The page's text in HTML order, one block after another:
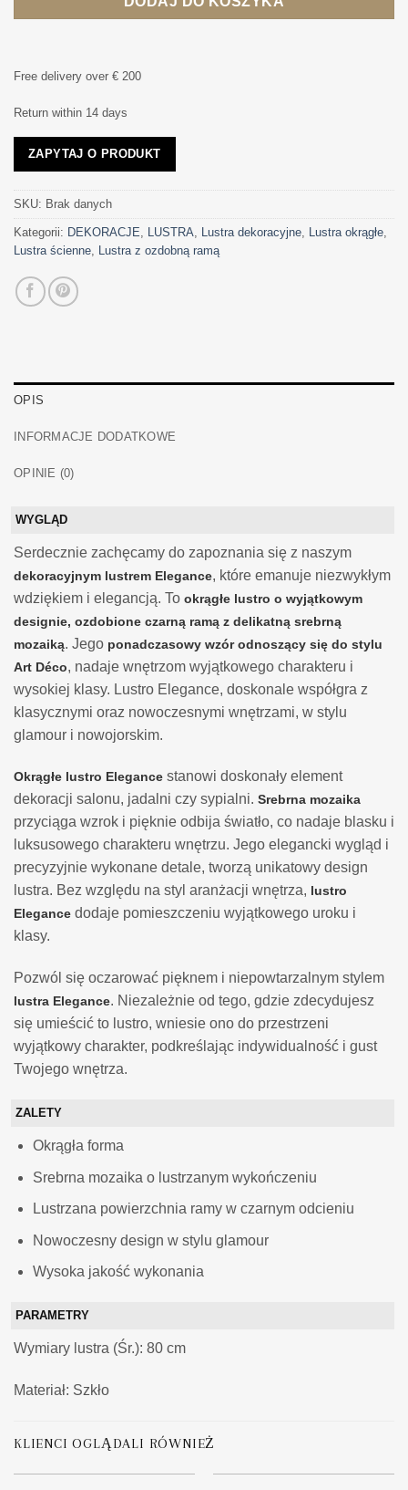
Free delivery over € 200
Return within 14 days
ZAPYTAJ O PRODUKT
SKU: Brak danych
Kategorii: DEKORACJE LUSTRA Lustra dekoracyjne Lustra okrągłe
Lustra ścienne Lustra z ozdobną ramą
OPIS
INFORMACJE DODATKOWE
OPINIE (0)
WYGLĄD
Serdecznie zachęcamy do zapoznania się z naszym
dekoracyjnym lustrem Elegance, które emanuje niezwykłym
wdziękiem i elegancją. To okrągłe lustro o wyjątkowym
designie, ozdobione czarną ramą z delikatną srebrną
mozaiką. Jego ponadczasowy wzór odnoszący się do stylu
Art Déco, nadaje wnętrzom wyjątkowego charakteru i
wysokiej klasy. Lustro Elegance, doskonale współgra z
klasycznymi oraz nowoczesnymi wnętrzami, w stylu
glamour i nowojorskim.
Okrągłe lustro Elegance stanowi doskonały element
dekoracji salonu, jadalni czy sypialni. Srebrna mozaika
przyciąga wzrok i pięknie odbija światło, co nadaje blasku i
luksusowego charakteru wnętrzu. Jego elegancki wygląd i
precyzyjnie wykonane detale, tworzą unikatowy design
lustra. Bez względu na styl aranżacji wnętrza, lustro
Elegance dodaje pomieszczeniu wyjątkowego uroku i
klasy.
Pozwól się oczarować pięknem i niepowtarzalnym stylem
lustra Elegance. Niezależnie od tego, gdzie zdecydujesz
się umieścić to lustro, wniesie ono do przestrzeni
wyjątkowy charakter, podkreślając indywidualność i gust
Twojego wnętrza.
ZALETY
Okrągła forma
Srebrna mozaika o lustrzanym wykończeniu
Lustrzana powierzchnia ramy w czarnym odcieniu
Nowoczesny design w stylu glamour
Wysoka jakość wykonania
PARAMETRY
Wymiary lustra (Śr.): 80 cm
Materiał: Szkło
KLIENCI OGLĄDALI RÓWNIEŻ